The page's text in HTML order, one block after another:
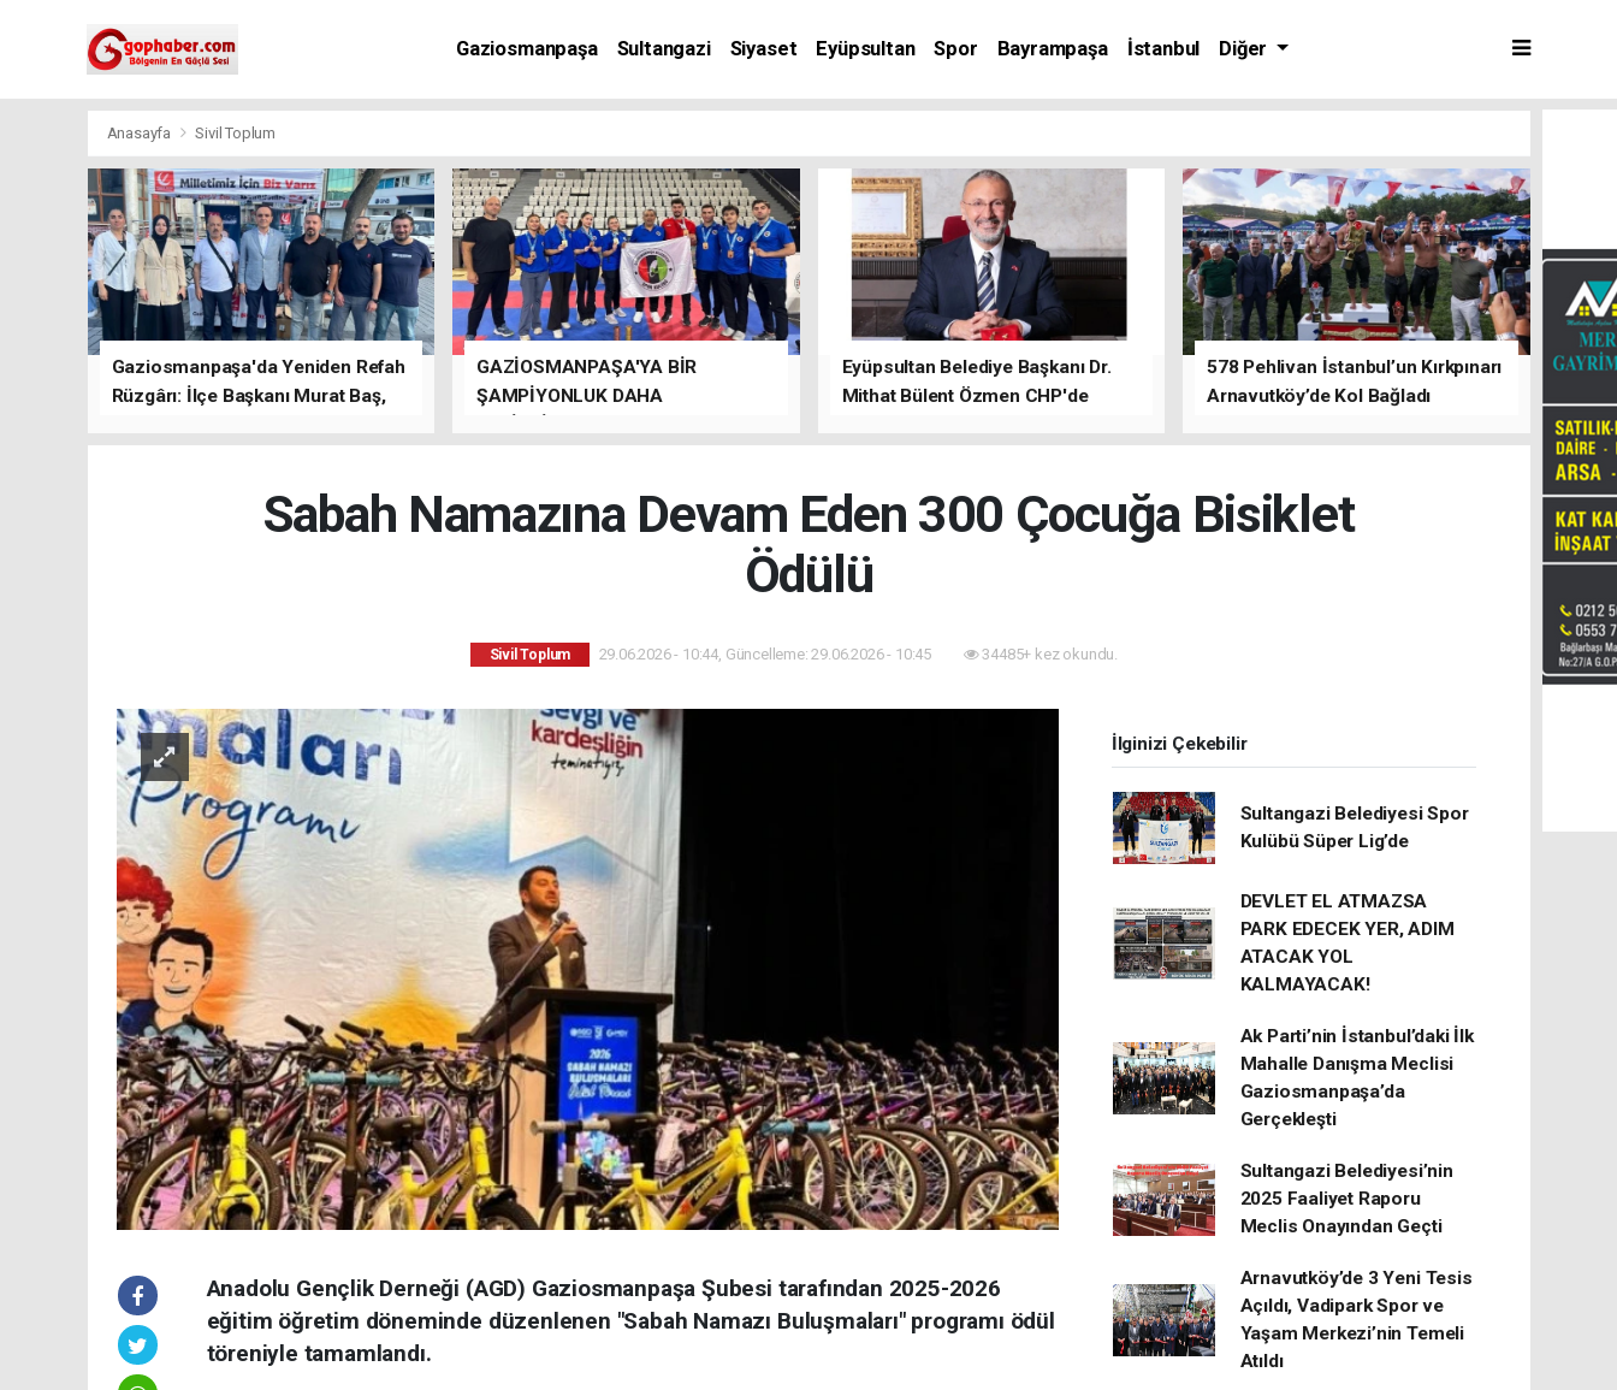
Gaziosmanpaşa Sultangazi Siyaset Eyüpsultan Spor Bayrampaşa İstanbul Diğer
Anasayfa Sivil Toplum
Gaziosmanpaşa'da Yeniden Refah
Rüzgârı: İlçe Başkanı Murat Baş,
GAZİOSMANPAŞA'YA BİR
ŞAMPİYONLUK DAHA
Eyüpsultan Belediye Başkanı Dr.
Mithat Bülent Özmen CHP'de
578 Pehlivan İstanbul’un Kırkpınarı
Arnavutköy’de Kol Bağladı
Sabah Namazına Devam Eden 300 Çocuğa Bisiklet
Ödülü
Sivil Toplum 29.06.2026 - 10:44, Güncelleme: 29.06.2026 - 10:45 34485+ kez okundu.
Anadolu Gençlik Derneği (AGD) Gaziosmanpaşa Şubesi tarafından 2025-2026
eğitim öğretim döneminde düzenlenen "Sabah Namazı Buluşmaları" programı ödül
töreniyle tamamlandı.
İlginizi Çekebilir
Sultangazi Belediyesi Spor
Kulübü Süper Lig’de
DEVLET EL ATMAZSA
PARK EDECEK YER, ADIM
ATACAK YOL
KALMAYACAK!
Ak Parti’nin İstanbul’daki İlk
Mahalle Danışma Meclisi
Gaziosmanpaşa’da
Gerçekleşti
Sultangazi Belediyesi’nin
2025 Faaliyet Raporu
Meclis Onayından Geçti
Arnavutköy’de 3 Yeni Tesis
Açıldı, Vadipark Spor ve
Yaşam Merkezi’nin Temeli
Atıldı